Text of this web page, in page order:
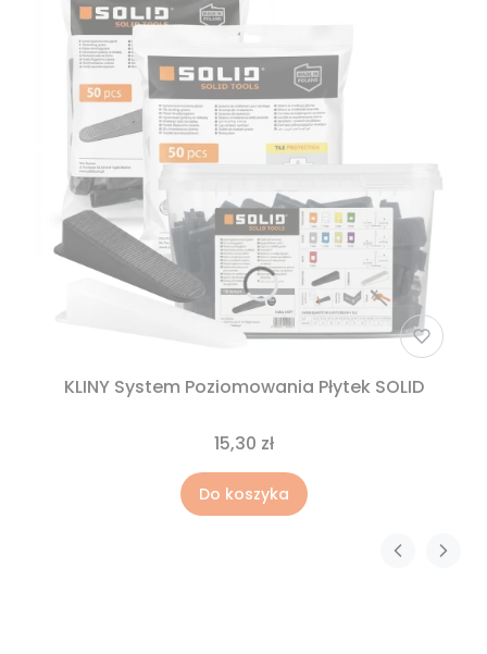
KLINY System Poziomowania Płytek SOLID
15,30 zł
Do koszyka